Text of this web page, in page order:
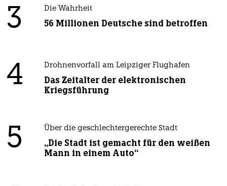
3 Die Wahrheit
56 Millionen Deutsche sind betroffen
4 Drohnenvorfall am Leipziger Flughafen
Das Zeitalter der elektronischen
Kriegsführung
5 Über die geschlechtergerechte Stadt
„Die Stadt ist gemacht für den weißen
Mann in einem Auto“